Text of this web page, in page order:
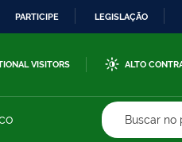
PARTICIPE LEGISLAÇÃO
VISITORS ALTO
Buscar no